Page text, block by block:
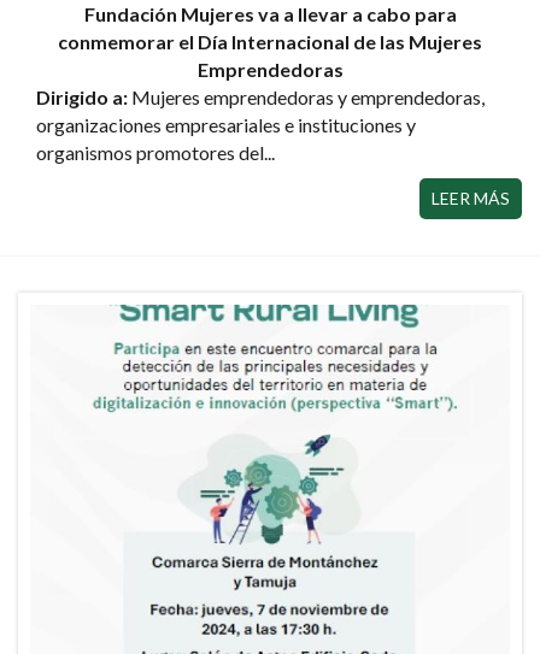
Fundación Mujeres va a llevar a cabo para
conmemorar el Día Internacional de las Mujeres
Emprendedoras
Dirigido a: Mujeres emprendedoras y emprendedoras,
organizaciones empresariales e instituciones y
organismos promotores del...
LEER MÁS